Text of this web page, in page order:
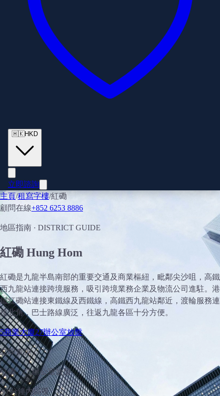
🇭🇰HKD
立即諮詢
主頁/租寫字樓/紅磡
顧問在線+852 6253 8886
地區指南 · DISTRICT GUIDE
紅磡 Hung Hom
紅磡是九龍半島南部的重要交通及商業樞紐，毗鄰尖沙咀，高鐵
西九龍站連接跨境服務，吸引跨境業務企業及物流公司進駐。港
鐵紅磡站連接東鐵線及西鐵線，高鐵西九龍站鄰近，渡輪服務連
接北角，巴士路線廣泛，往返九龍各區十分方便。
5商業大廈27辦公室放盤
立即查詢
紅磡 · 27 辦公室放盤
30 分鐘內回覆